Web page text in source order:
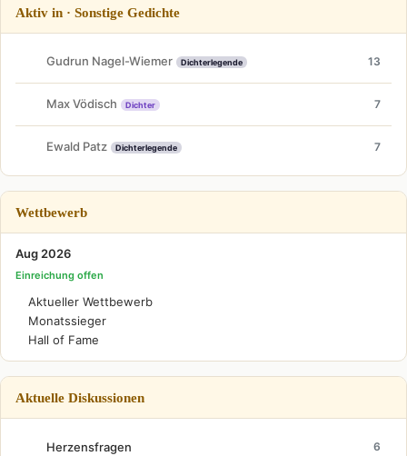
Aktiv in · Sonstige Gedichte
Gudrun Nagel-Wiemer Dichterlegende 13
Max Vödisch Dichter 7
Ewald Patz Dichterlegende 7
Wettbewerb
Aug 2026
Einreichung offen
Aktueller Wettbewerb
Monatssieger
Hall of Fame
Aktuelle Diskussionen
Herzensfragen 6